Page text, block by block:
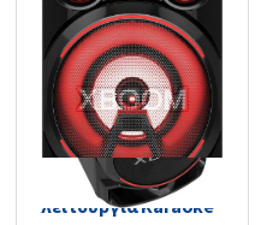
LG Ηχείο με
λειτουργία Karaoke